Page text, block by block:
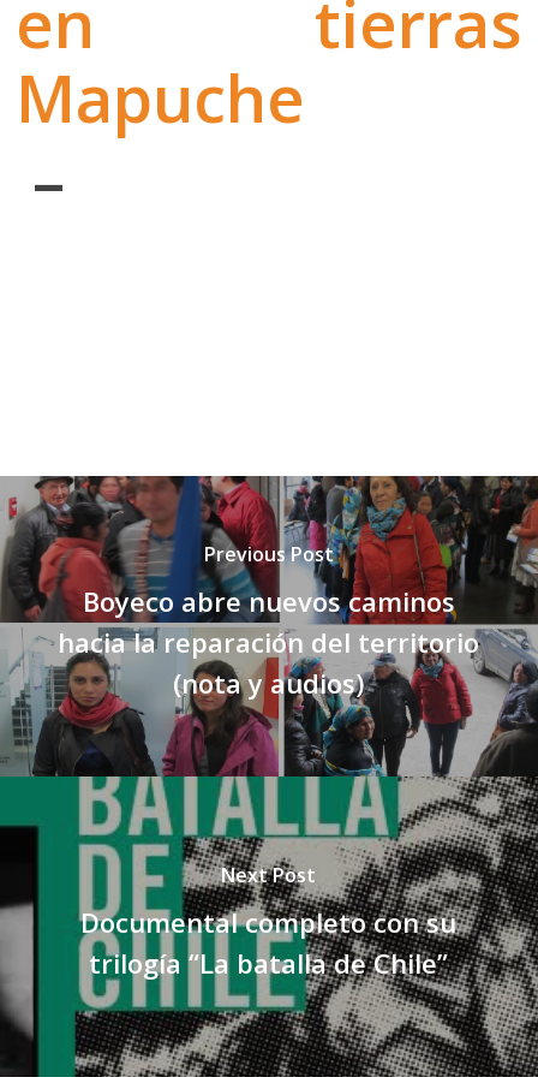
en tierras
Mapuche
–
Previous Post
Boyeco abre nuevos caminos
hacia la reparación del territorio
(nota y audios)
Next Post
Documental completo con su
trilogía “La batalla de Chile”